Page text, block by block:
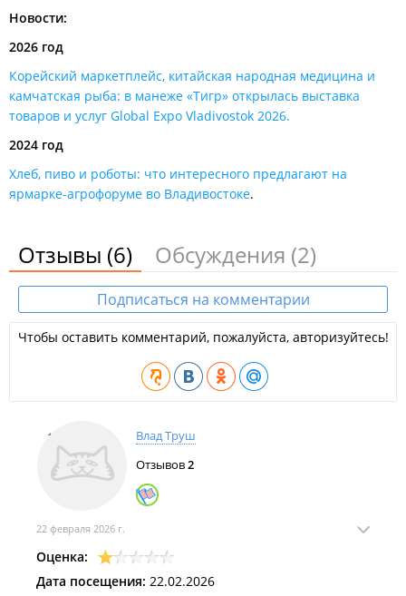
Новости:
2026 год
Корейский маркетплейс, китайская народная медицина и
камчатская рыба: в манеже «Тигр» открылась выставка
товаров и услуг Global Expo Vladivostok 2026​.
2024 год
Хлеб, пиво и роботы: что интересного предлагают на
ярмарке-агрофоруме во Владивостоке.
Отзывы (6) Обсуждения (2)
Подписаться на комментарии
Чтобы оставить комментарий, пожалуйста, авторизуйтесь!
Влад Труш
Отзывов2
22 февраля 2026 г.
Оценка:
Дата посещения: 22.02.2026